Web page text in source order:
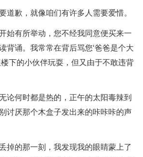
歉，就像咱们有许多人需要爱惜。
有所举动，您不经我同意便买来一
背诵。我常常在背后骂您‘爸爸是个大
下的小伙伴玩耍，但又由于不敢违背
何时都是热的，正午的太阳毒辣到
讨厌那个木盒子发出来的咔咔咔的声
的那一刻，我发现我的眼睛蒙上了